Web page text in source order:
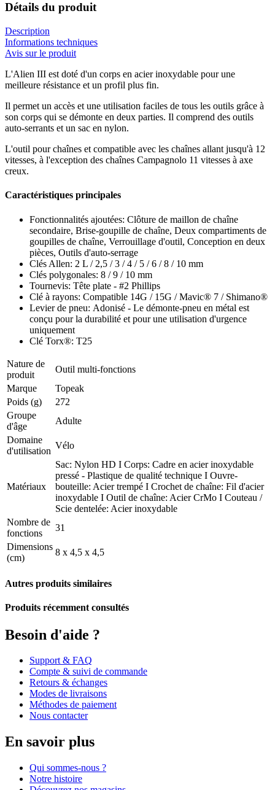
Détails du produit
Description
Informations techniques
Avis sur le produit
L'Alien III est doté d'un corps en acier inoxydable pour une
meilleure résistance et un profil plus fin.
Il permet un accès et une utilisation faciles de tous les outils grâce à
son corps qui se démonte en deux parties. Il comprend des outils
auto-serrants et un sac en nylon.
L'outil pour chaînes et compatible avec les chaînes allant jusqu'à 12
vitesses, à l'exception des chaînes Campagnolo 11 vitesses à axe
creux.
Caractéristiques principales
Fonctionnalités ajoutées: Clôture de maillon de chaîne
secondaire, Brise-goupille de chaîne, Deux compartiments de
goupilles de chaîne, Verrouillage d'outil, Conception en deux
pièces, Outils d'auto-serrage
Clés Allen: 2 L / 2,5 / 3 / 4 / 5 / 6 / 8 / 10 mm
Clés polygonales: 8 / 9 / 10 mm
Tournevis: Tête plate - #2 Phillips
Clé à rayons: Compatible 14G / 15G / Mavic® 7 / Shimano®
Levier de pneu: Adonisé - Le démonte-pneu en métal est
conçu pour la durabilité et pour une utilisation d'urgence
uniquement
Clé Torx®: T25
Nature de
produit
Outil multi-fonctions
Marque
Topeak
Poids (g)
272
Groupe
d'âge
Adulte
Domaine
d'utilisation
Vélo
Matériaux
Sac: Nylon HD I Corps: Cadre en acier inoxydable
pressé - Plastique de qualité technique I Ouvre-
bouteille: Acier trempé I Crochet de chaîne: Fil d'acier
inoxydable I Outil de chaîne: Acier CrMo I Couteau /
Scie dentelée: Acier inoxydable
Nombre de
fonctions
31
Dimensions
(cm)
8 x 4,5 x 4,5
Autres produits similaires
Produits récemment consultés
Besoin d'aide ?
Support & FAQ
Compte & suivi de commande
Retours & échanges
Modes de livraisons
Méthodes de paiement
Nous contacter
En savoir plus
Qui sommes-nous ?
Notre histoire